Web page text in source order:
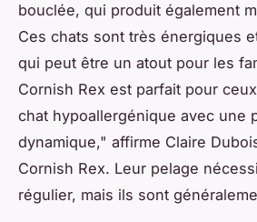
bouclée, qui produit également
Ces chats sont très énergiques
qui peut être un atout pour les
Cornish Rex est parfait pour
chat hypoallergénique avec une
dynamique," affirme Claire
Cornish Rex. Leur pelage
régulier, mais ils sont